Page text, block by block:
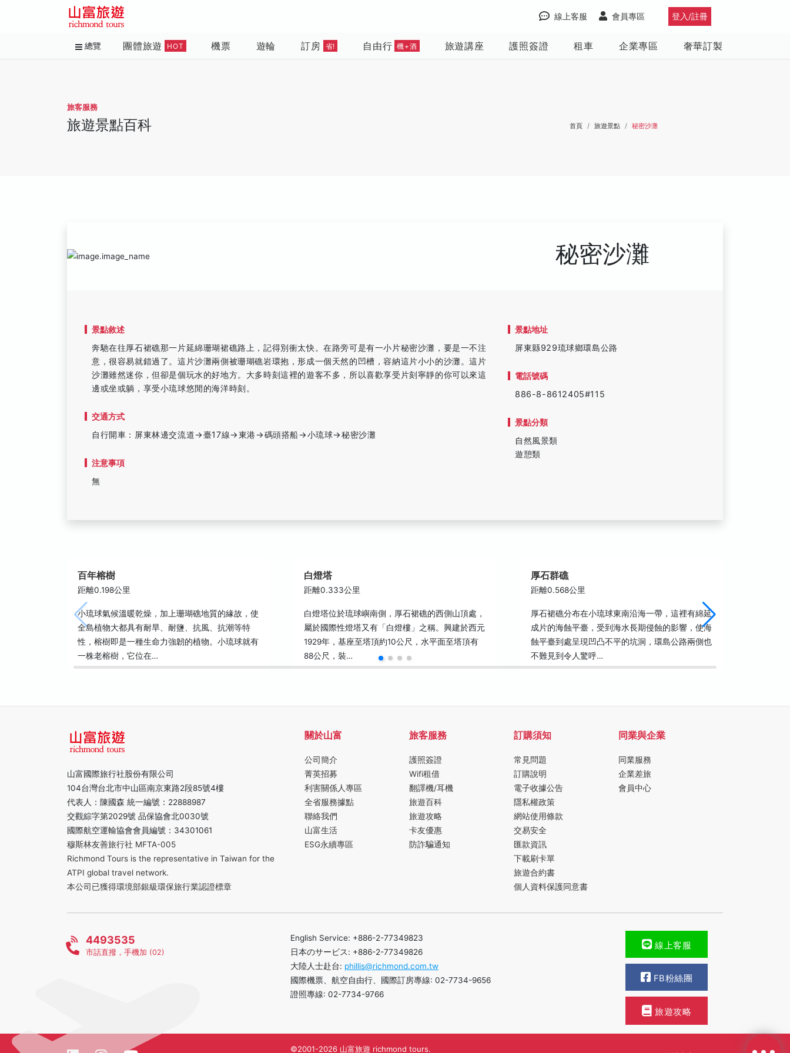
登入/註冊
會員專區
線上客服
總覽 團體旅遊 HOT 機票 遊輪 訂房 省! 自由行 機+酒 旅遊講座 護照簽證 租車 企業專區 奢華訂製
旅客服務
旅遊景點百科 首頁 旅遊景點 秘密沙灘
秘密沙灘
景點敘述
奔馳在往厚石裙礁那一片延綿珊瑚裙礁路上，記得別衝太快。在路旁可是有一小片秘密沙灘，要是一不注
意，很容易就錯過了。這片沙灘兩側被珊瑚礁岩環抱，形成一個天然的凹槽，容納這片小小的沙灘。這片
沙灘雖然迷你，但卻是個玩水的好地方。大多時刻這裡的遊客不多，所以喜歡享受片刻寧靜的你可以來這
邊或坐或躺，享受小琉球悠閒的海洋時刻。
交通方式
自行開車：屏東林邊交流道→臺17線→東港→碼頭搭船→小琉球→秘密沙灘
注意事項
無
景點地址
屏東縣929琉球鄉環島公路
電話號碼
886-8-8612405#115
景點分類
自然風景類
遊憩類
百年榕樹
距離0.198公里
小琉球氣候溫暖乾燥，加上珊瑚礁地質的緣故，使
全島植物大都具有耐旱、耐鹽、抗風、抗潮等特
性，榕樹即是一種生命力強韌的植物。小琉球就有
一株老榕樹，它位在…
白燈塔
距離0.333公里
白燈塔位於琉球嶼南側，厚石裙礁的西側山頂處，
屬於國際性燈塔又有「白燈樓」之稱。興建於西元
1929年，基座至塔頂約10公尺，水平面至塔頂有
88公尺，裝…
厚石群礁
距離0.568公里
厚石裙礁分布在小琉球東南沿海一帶，這裡有綿延
成片的海蝕平臺，受到海水長期侵蝕的影響，使海
蝕平臺到處呈現凹凸不平的坑洞，環島公路兩側也
不難見到令人驚呼…
山富國際旅行社股份有限公司
104台灣台北市中山區南京東路2段85號4樓
代表人：陳國森 統一編號：22888987
交觀綜字第2029號 品保協會北0030號
國際航空運輸協會會員編號：34301061
穆斯林友善旅行社 MFTA-005
Richmond Tours is the representative in Taiwan for the
ATPI global travel network.
本公司已獲得環境部銀級環保旅行業認證標章
關於山富
公司簡介
菁英招募
利害關係人專區
全省服務據點
聯絡我們
山富生活
ESG永續專區
旅客服務
護照簽證
Wifi租借
翻譯機/耳機
旅遊百科
旅遊攻略
卡友優惠
防詐騙通知
訂購須知
常見問題
訂購說明
電子收據公告
隱私權政策
網站使用條款
交易安全
匯款資訊
下載刷卡單
旅遊合約書
個人資料保護同意書
同業與企業
同業服務
企業差旅
會員中心
4493535
市話直撥，手機加 (02)
English Service: +886-2-77349823
日本のサービス: +886-2-77349826
大陸人士赴台: phillis@richmond.com.tw
國際機票、航空自由行、國際訂房專線: 02-7734-9656
證照專線: 02-7734-9766
線上客服
FB粉絲團
旅遊攻略
©2001-2026 山富旅遊 richmond tours.